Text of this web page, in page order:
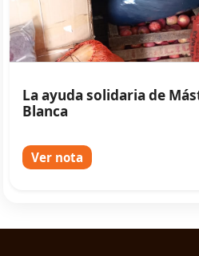
La ayuda solidaria de
Blanca
Ver nota